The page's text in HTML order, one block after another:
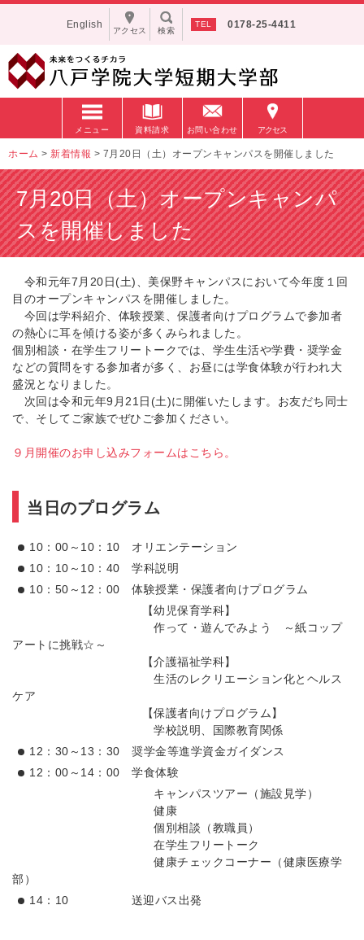
0178-25-4411
検索
English
アクセス
メニュー 資料請求 お問い合わせ アクセス
ホーム > 新着情報 > 7月20日（土）オープンキャンパスを開催しました
7月20日（土）オープンキャンパ
スを開催しました
令和元年7月20日(土)、美保野キャンパスにおいて今年度１回
目のオープンキャンパスを開催しました。
今回は学科紹介、体験授業、保護者向けプログラムで参加者
の熱心に耳を傾ける姿が多くみられました。
個別相談・在学生フリートークでは、学生生活や学費・奨学金
などの質問をする参加者が多く、お昼には学食体験が行われ大
盛況となりました。
次回は令和元年9月21日(土)に開催いたします。お友だち同士
で、そしてご家族でぜひご参加ください。
９月開催のお申し込みフォームはこちら。
当日のプログラム
10：00～10：10 オリエンテーション
10：10～10：40 学科説明
10：50～12：00 体験授業・保護者向けプログラム
【幼児保育学科】
作って・遊んでみよう ～紙コップ
アートに挑戦☆～
【介護福祉学科】
生活のレクリエーション化とヘルス
ケア
【保護者向けプログラム】
学校説明、国際教育関係
12：30～13：30 奨学金等進学資金ガイダンス
12：00～14：00 学食体験
キャンパスツアー（施設見学）
健康
個別相談（教職員）
在学生フリートーク
健康チェックコーナー（健康医療学
部）
14：10 送迎バス出発